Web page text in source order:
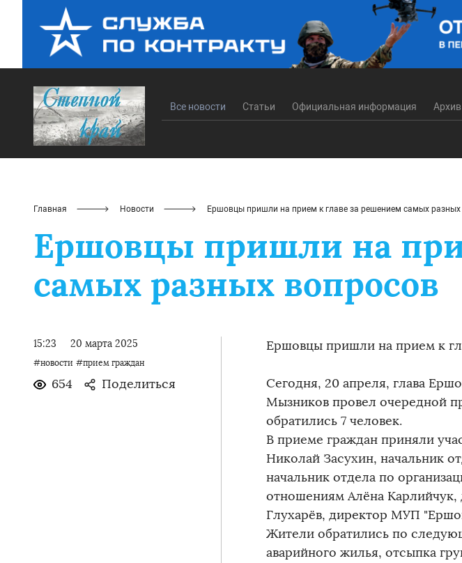
Все новости Статьи Официальная информация
Главная Новости Ершовцы пришли на прием к главе за решением самых разных
Ершовцы пришли на
самых разных вопросов
15:23 20 марта 2025
#новости #прием граждан
654 Поделиться
Ершовцы пришли на прием к
Сегодня, 20 апреля, глава
Мызников провел очередной
обратились 7 человек.
В приеме граждан приняли
Николай Засухин, начальник
начальник отдела по
отношениям Алёна
Глухарёв, директор МУП
Жители обратились по
аварийного жилья, отсыпка